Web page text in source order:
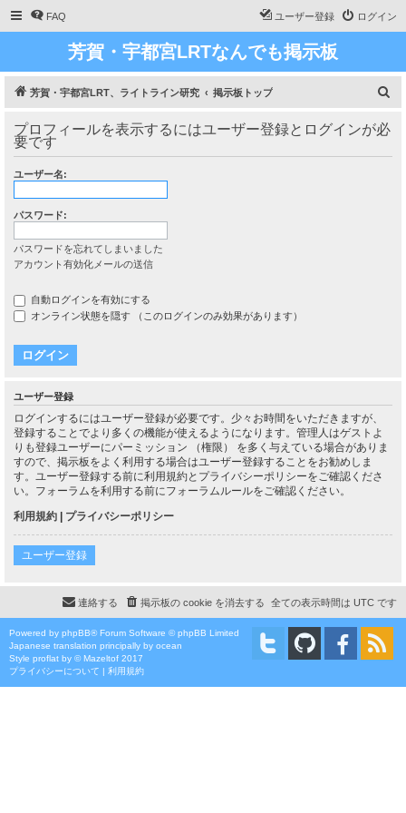
FAQ ログイン
ユーザー登録
芳賀・宇都宮LRTなんでも掲示板
芳賀・宇都宮LRT、ライトライン研究 掲示板トップ
プロフィールを表示するにはユーザー登録とログインが必
要です
ユーザー名:
パスワード:
パスワードを忘れてしまいました
アカウント有効化メールの送信
自動ログインを有効にする
オンライン状態を隠す （このログインのみ効果があります）
ユーザー登録
ログインするにはユーザー登録が必要です。少々お時間をいただきますが、
登録することでより多くの機能が使えるようになります。管理人はゲストよ
りも登録ユーザーにパーミッション （権限） を多く与えている場合がありま
すので、掲示板をよく利用する場合はユーザー登録することをお勧めしま
す。ユーザー登録する前に利用規約とプライバシーポリシーをご確認くださ
い。フォーラムを利用する前にフォーラムルールをご確認ください。
利用規約 | プライバシーポリシー
ユーザー登録
全ての表示時間は UTC です
掲示板の cookie を消去する
連絡する
Powered by phpBB® Forum Software © phpBB Limited
Japanese translation principally by ocean
Style proflat by ©Mazeltof 2017
プライバシーについて | 利用規約